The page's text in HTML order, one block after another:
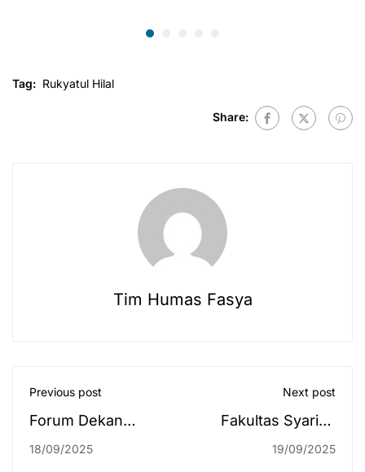
Tag: Rukyatul Hilal
Share:
Tim Humas Fasya
Previous post
Forum Dekan
(Fordek) Fakultas
18/09/2025
Next post
Fakultas Syariah
Perluas Wawasan
19/09/2025